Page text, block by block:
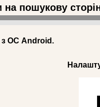
на пошукову
з ОС Android.